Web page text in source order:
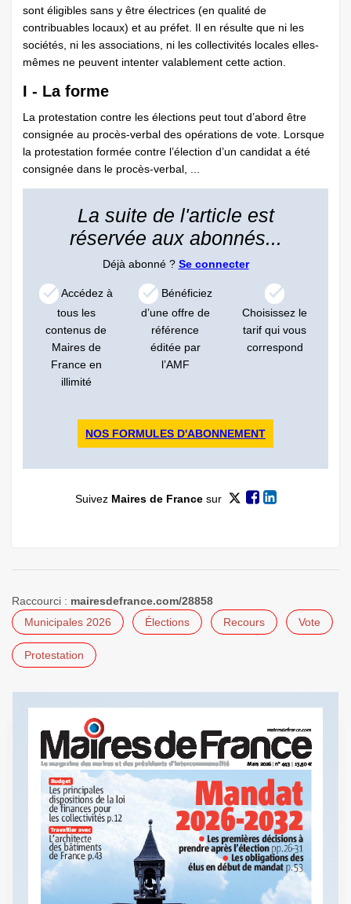
sont éligibles sans y être électrices (en qualité de
contribuables locaux) et au préfet. Il en résulte que ni les
sociétés, ni les associations, ni les collectivités locales elles-
mêmes ne peuvent intenter valablement cette action.
I - La forme
La protestation contre les élections peut tout d’abord être
consignée au procès-verbal des opérations de vote. Lorsque
la protestation formée contre l’élection d’un candidat a été
consignée dans le procès-verbal, ...
La suite de l'article est
réservée aux abonnés...
Déjà abonné ? Se connecter
Accédez à
tous les
contenus de
Maires de
France en
illimité
Bénéficiez
d’une offre de
référence
éditée par
l’AMF
Choisissez le
tarif qui vous
correspond
NOS FORMULES D'ABONNEMENT
Suivez Maires de Francesur
Raccourci : mairesdefrance.com/28858
Municipales 2026
Élections Recours Vote
Protestation